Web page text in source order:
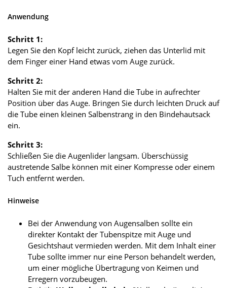
Anwendung
Schritt 1:
Legen Sie den Kopf leicht zurück, ziehen das Unterlid mit
dem Finger einer Hand etwas vom Auge zurück.
Schritt 2:
Halten Sie mit der anderen Hand die Tube in aufrechter
Position über das Auge. Bringen Sie durch leichten Druck auf
die Tube einen kleinen Salbenstrang in den Bindehautsack
ein.
Schritt 3:
Schließen Sie die Augenlider langsam. Überschüssig
austretende Salbe können mit einer Kompresse oder einem
Tuch entfernt werden.
Hinweise
Bei der Anwendung von Augensalben sollte ein
direkter Kontakt der Tubenspitze mit Auge und
Gesichtshaut vermieden werden. Mit dem Inhalt einer
Tube sollte immer nur eine Person behandelt werden,
um einer mögliche Übertragung von Keimen und
Erregern vorzubeugen.